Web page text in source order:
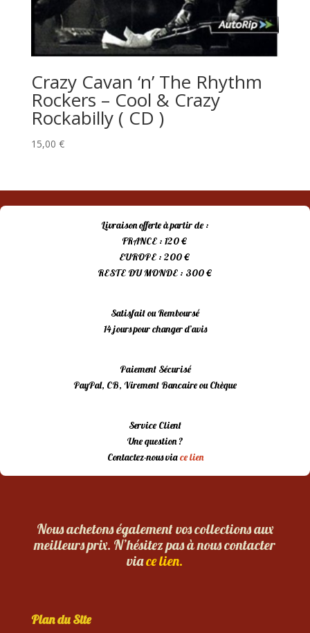
Crazy Cavan ‘n’ The Rhythm
Rockers – Cool & Crazy
Rockabilly ( CD )
15,00 €
Livraison offerte à partir de :
FRANCE : 120 €
EUROPE : 200 €
RESTE DU MONDE : 300 €
Satisfait ou Remboursé
14 jours pour changer d’avis
Paiement Sécurisé
PayPal, CB, Virement Bancaire ou Chèque
Service Client
Une question ?
Contactez-nous viace lien
Nous achetons également vos collections aux
meilleurs prix. N’hésitez pas à nous contacter
viace lien.
Plan du Site